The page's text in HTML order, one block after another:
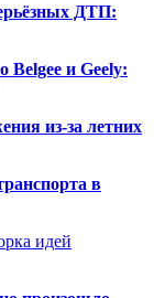
ДТП:
Belgee и Geely:
из-за летних
в
идей